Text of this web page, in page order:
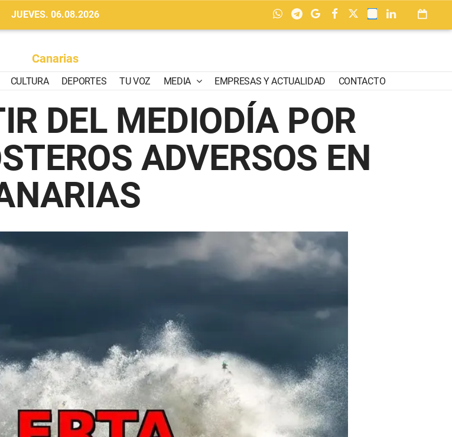
JUEVES. 06.08.2026
Canarias
CULTURA DEPORTES TU VOZ MEDIA EMPRESAS Y ACTUALIDAD CONTACTO
DEL MEDIODÍA POR
ADVERSOS EN